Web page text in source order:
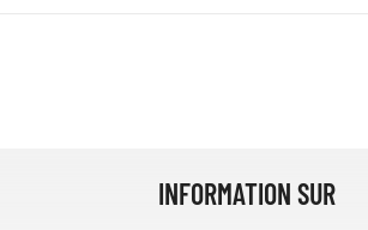
INFORMATION SUR